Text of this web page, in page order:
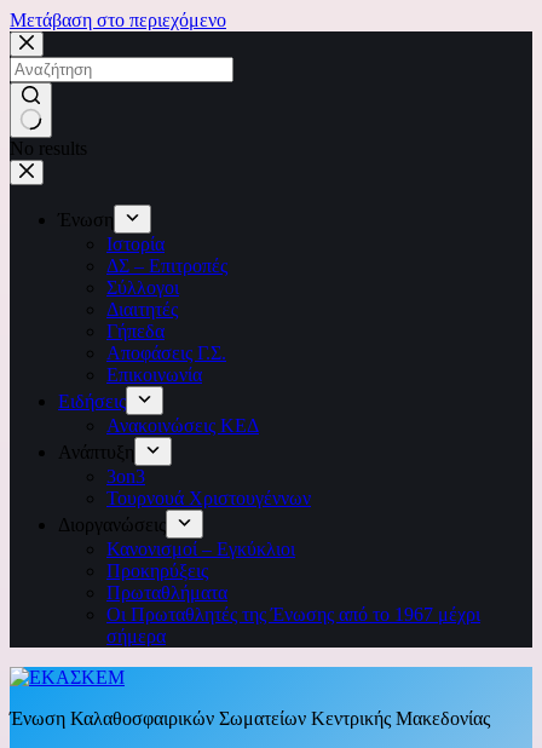
Μετάβαση στο περιεχόμενο
No results
Ένωση
Ιστορία
ΔΣ – Επιτροπές
Σύλλογοι
Διαιτητές
Γήπεδα
Αποφάσεις Γ.Σ.
Επικοινωνία
Ειδήσεις
Ανακοινώσεις ΚΕΔ
Ανάπτυξη
3on3
Τουρνουά Χριστουγέννων
Διοργανώσεις
Κανονισμοί – Εγκύκλιοι
Προκηρύξεις
Πρωταθλήματα
Οι Πρωταθλητές της Ένωσης από το 1967 μέχρι
σήμερα
Ένωση Καλαθοσφαιρικών Σωματείων Κεντρικής Μακεδονίας